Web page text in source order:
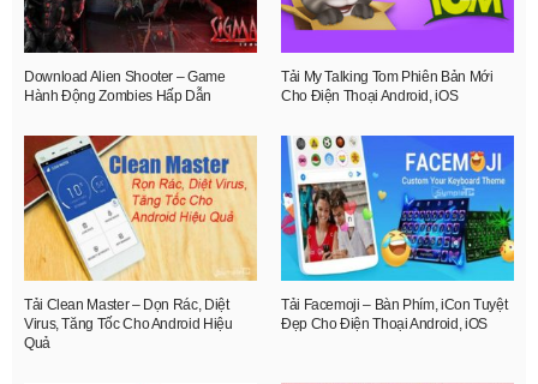
Download Alien Shooter – Game
Hành Động Zombies Hấp Dẫn
Tải My Talking Tom Phiên Bản Mới
Cho Điện Thoại Android, iOS
Tải Clean Master – Dọn Rác, Diệt
Virus, Tăng Tốc Cho Android Hiệu
Quả
Tải Facemoji – Bàn Phím, iCon Tuyệt
Đẹp Cho Điện Thoại Android, iOS